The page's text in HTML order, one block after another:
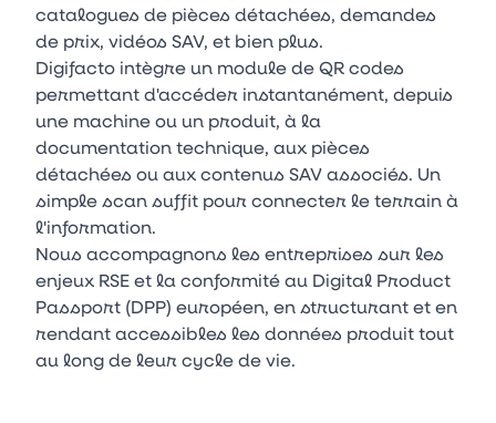
catalogues de pièces détachées, demandes
de prix, vidéos SAV, et bien plus.
Digifacto intègre un module de QR codes
permettant d'accéder instantanément, depuis
une machine ou un produit, à la
documentation technique, aux pièces
détachées ou aux contenus SAV associés. Un
simple scan suffit pour connecter le terrain à
l'information.
Nous accompagnons les entreprises sur les
enjeux RSE et la conformité au Digital Product
Passport (DPP) européen, en structurant et en
rendant accessibles les données produit tout
au long de leur cycle de vie.